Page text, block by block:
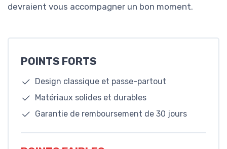
devraient vous accompagner un bon moment.
POINTS FORTS
Design classique et passe-partout
Matériaux solides et durables
Garantie de remboursement de 30 jours